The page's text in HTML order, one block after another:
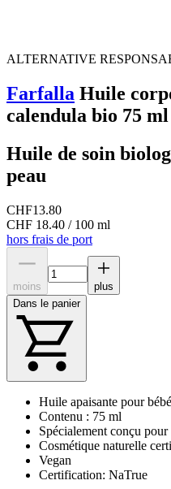
ALTERNATIVE
Farfalla Huile
calendula bio 75 ml
Huile de soin
peau
CHF13.80
CHF 18.40 / 100 ml
hors frais de port
moins
plus
Dans le panier
Huile apaisante pour bébé
Contenu : 75 ml
Spécialement conçu pour
Cosmétique naturelle
Vegan
Certification: NaTrue